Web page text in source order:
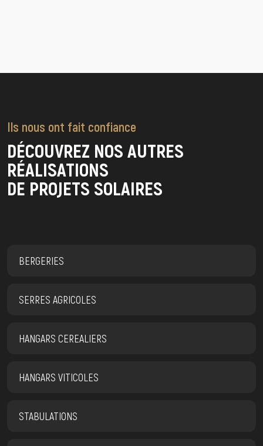
Ils nous ont fait confiance
DÉCOUVREZ NOS AUTRES
RÉALISATIONS
DE PROJETS SOLAIRES
BERGERIES
SERRES AGRICOLES
HANGARS CEREALIERS
HANGARS VITICOLES
STABULATIONS